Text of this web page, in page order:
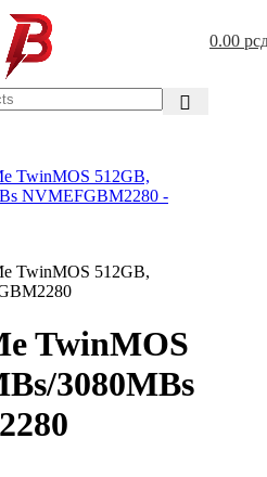
0.00
TwinMOS 512GB,
TwinMOS
3080MBs